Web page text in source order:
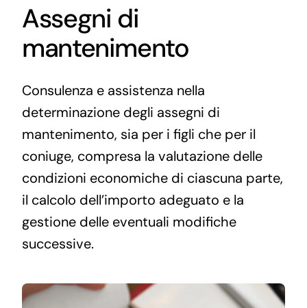
Assegni di
mantenimento
Consulenza e assistenza nella
determinazione degli assegni di
mantenimento, sia per i figli che per il
coniuge, compresa la valutazione delle
condizioni economiche di ciascuna parte,
il calcolo dell’importo adeguato e la
gestione delle eventuali modifiche
successive.